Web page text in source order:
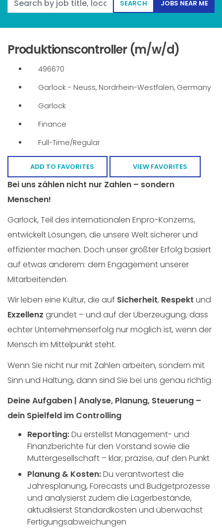
SEARCH JOBS NEAR ME
Produktionscontroller (m/w/d)
496670
Garlock - Neuss, Nordrhein-Westfalen, Germany
Garlock
Finance
Full-Time/Regular
ADD TO FAVORITES VIEW FAVORITES
Bei uns zählen nicht nur Zahlen – sondern
Menschen!
Garlock, Teil des internationalen Enpro-Konzerns,
entwickelt Lösungen, die unsere Welt sicherer und
effizienter machen. Doch unser größter Erfolg basiert
auf etwas anderem: dem Engagement unserer
Mitarbeitenden.
Wir leben eine Kultur, die auf Sicherheit, Respekt und
Exzellenz gründet – und auf der Überzeugung, dass
echter Unternehmenserfolg nur möglich ist, wenn der
Mensch im Mittelpunkt steht.
Wenn Sie nicht nur mit Zahlen arbeiten, sondern mit
Sinn und Haltung, dann sind Sie bei uns genau richtig.
Deine Aufgaben | Analyse, Planung, Steuerung –
dein Spielfeld im Controlling
Reporting:Du erstellst Management- und
Finanzberichte für den Vorstand sowie die
Muttergesellschaft – klar, präzise, auf den Punkt
Planung & Kosten:Du verantwortest die
Jahresplanung, Forecasts und Budgetprozesse
und analysierst zudem die Lagerbestände,
aktualisierst Standardkosten und überwachst
Fertigungsabweichungen